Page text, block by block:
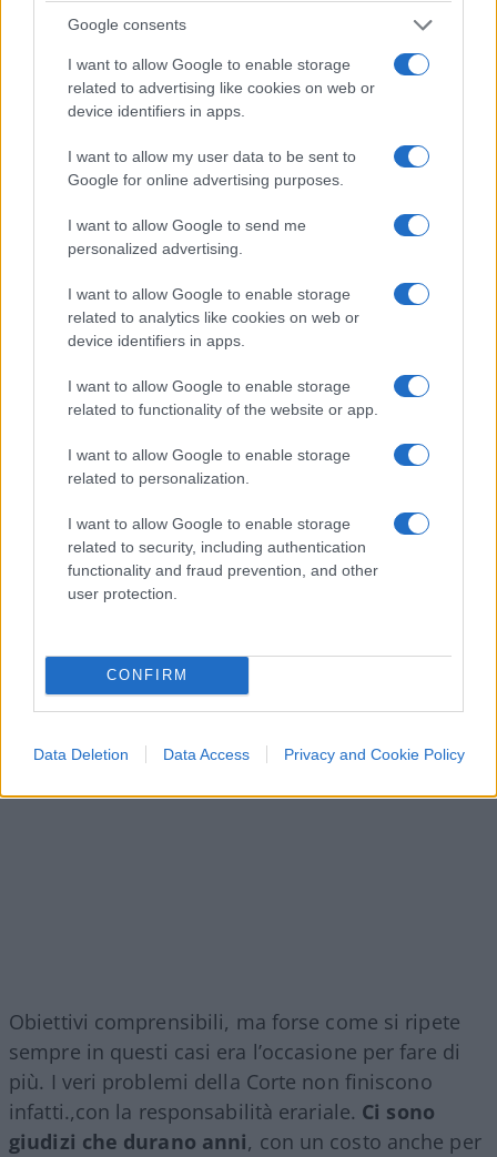
Google consents
I want to allow Google to enable storage
related to advertising like cookies on web or
device identifiers in apps.
I want to allow my user data to be sent to
Google for online advertising purposes.
I want to allow Google to send me
personalized advertising.
I want to allow Google to enable storage
related to analytics like cookies on web or
device identifiers in apps.
I want to allow Google to enable storage
related to functionality of the website or app.
I want to allow Google to enable storage
related to personalization.
I want to allow Google to enable storage
related to security, including authentication
functionality and fraud prevention, and other
user protection.
CONFIRM
Data Deletion Data Access Privacy and Cookie Policy
Machiavelli,davanti alla recente riforma della
Corte dei conti, avrebbe probabilmente ricordato
nuovi ordini. Cinque secoli dopo, per ogni
Governo la regola è persino più semplice: se fa,
perché fa; se non fa, perché non fa; se fa, poteva
fare meglio.
Le ragioni per mettere mano alla Corte dei conti
non mancavano.La famosa “paura della firma”
non è soltanto un’invenzione della politica:
sindaci, amministratori e dirigenti conoscono
amministrazione nella quale, qualche volta, non
decidere è diventato più conveniente che
decidere. Il Governo ha scelto di affrontare il
problema restringendo il perimetro della colpa
grave, limitando in alcuni casi l’esposizione
Obiettivi comprensibili, ma forse come si ripete
sempre in questi casi era l’occasione per fare di
più. I veri problemi della Corte non finiscono
infatti.,con la responsabilità erariale. Ci sono
giudizi che durano anni, con un costo anche per